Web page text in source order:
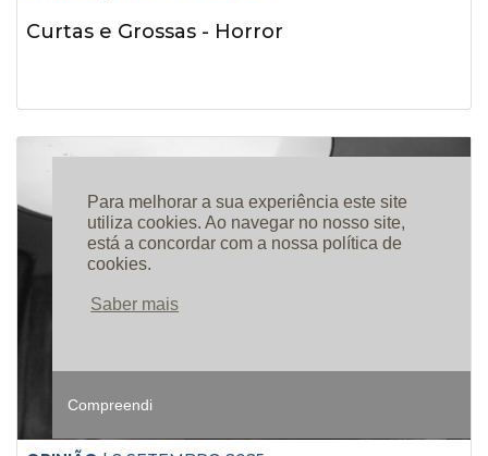
Para melhorar a sua experiência este site
utiliza cookies. Ao navegar no nosso site,
está a concordar com a nossa política de
cookies.
Saber mais
Compreendi
Curtas e Grossas - Horror